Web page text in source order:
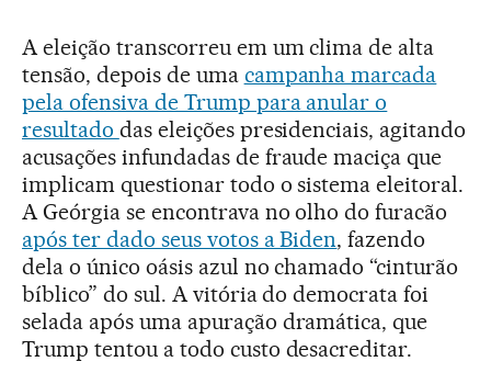
A eleição transcorreu em um clima de alta
tensão, depois de uma campanha marcada
pela ofensiva de Trump para anular o
resultado das eleições presidenciais, agitando
acusações infundadas de fraude maciça que
implicam questionar todo o sistema eleitoral.
A Geórgia se encontrava no olho do furacão
após ter dado seus votos a Biden, fazendo
dela o único oásis azul no chamado “cinturão
bíblico” do sul. A vitória do democrata foi
selada após uma apuração dramática, que
Trump tentou a todo custo desacreditar.